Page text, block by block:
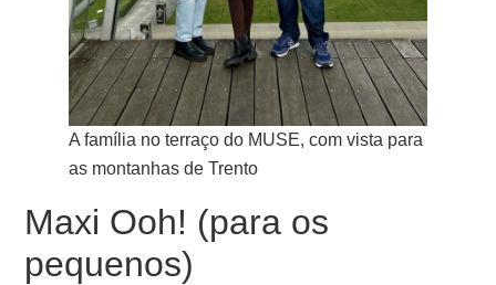
A família no terraço do MUSE, com vista para
as montanhas de Trento
Maxi Ooh! (para os
pequenos)